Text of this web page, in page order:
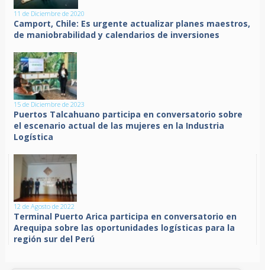
11 de Diciembre de 2020
Camport, Chile: Es urgente actualizar planes maestros,
de maniobrabilidad y calendarios de inversiones
15 de Diciembre de 2023
Puertos Talcahuano participa en conversatorio sobre
el escenario actual de las mujeres en la Industria
Logística
12 de Agosto de 2022
Terminal Puerto Arica participa en conversatorio en
Arequipa sobre las oportunidades logísticas para la
región sur del Perú